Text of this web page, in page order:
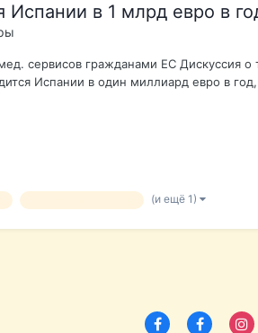
Испании в 1 млрд евро в
сервисов гражданами ЕС Дискуссия
Испании в один миллиард евро в
(и ещё 1)